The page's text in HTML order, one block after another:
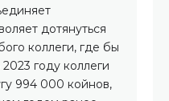
дотянуться
коллеги, где бы
году коллеги
994 000 койнов,